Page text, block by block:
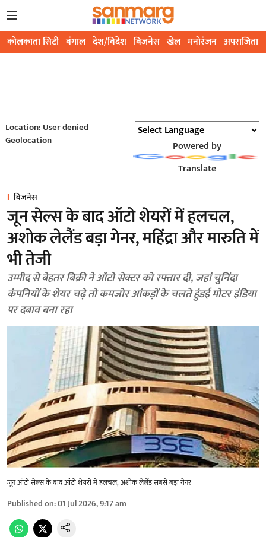
कोलकाता सिटी बंगाल देश/विदेश बिजनेस खेल मनोरंजन अपराजिता
Location: User denied
Geolocation
Powered by
Translate
बिजनेस
जून सेल्स के बाद ऑटो शेयरों में हलचल,
अशोक लेलैंड बड़ा गेनर, महिंद्रा और मारुति में
भी तेजी
उम्मीद से बेहतर बिक्री ने ऑटो सेक्टर को रफ्तार दी, जहां चुनिंदा
कंपनियों के शेयर चढ़े तो कमजोर आंकड़ों के चलते हुंडई मोटर इंडिया
पर दबाव बना रहा
जून ऑटो सेल्स के बाद ऑटो शेयरों में हलचल, अशोक लेलैंड सबसे बड़ा गेनर
Published on:01 Jul 2026, 9:17 am